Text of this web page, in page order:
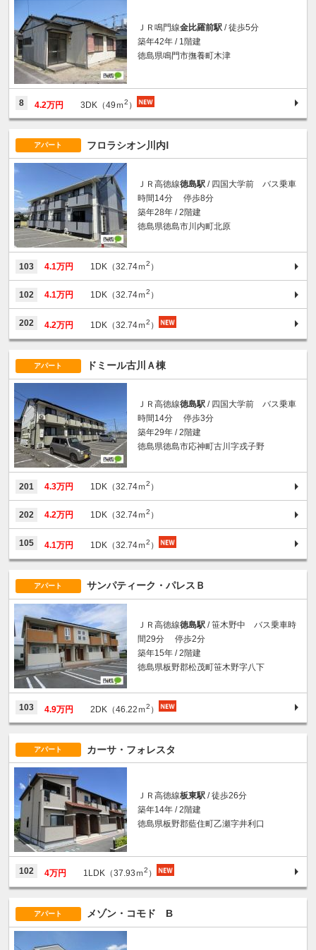
ＪＲ鳴門線金比羅前駅 / 徒歩5分
築年42年 / 1階建
徳島県鳴門市撫養町木津
8 4.2万円 3DK（49ｍ2 ）
アパート フロラシオン川内Ⅰ
ＪＲ高徳線徳島駅 / 四国大学前 バス乗車
時間14分 停歩8分
築年28年 / 2階建
徳島県徳島市川内町北原
103 4.1万円 1DK（32.74ｍ2 ）
102 4.1万円 1DK（32.74ｍ2 ）
202 4.2万円 1DK（32.74ｍ2 ）
アパート ドミール古川Ａ棟
ＪＲ高徳線徳島駅 / 四国大学前 バス乗車
時間14分 停歩3分
築年29年 / 2階建
徳島県徳島市応神町古川字戎子野
201 4.3万円 1DK（32.74ｍ2 ）
202 4.2万円 1DK（32.74ｍ2 ）
105 4.1万円 1DK（32.74ｍ2 ）
アパート サンパティーク・パレスＢ
ＪＲ高徳線徳島駅 / 笹木野中 バス乗車時
間29分 停歩2分
築年15年 / 2階建
徳島県板野郡松茂町笹木野字八下
103 4.9万円 2DK（46.22ｍ2 ）
アパート カーサ・フォレスタ
ＪＲ高徳線板東駅 / 徒歩26分
築年14年 / 2階建
徳島県板野郡藍住町乙瀬字井利口
102 4万円 1LDK（37.93ｍ2 ）
アパート メゾン・コモド B